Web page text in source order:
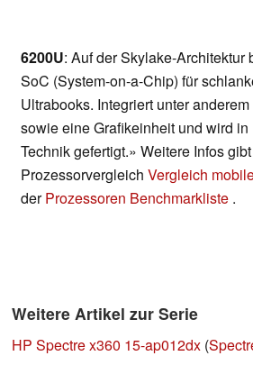
6200U: Auf der Skylake-Architektur
SoC (System-on-a-Chip) für
Ultrabooks. Integriert unter
sowie eine Grafikeinheit und wird in
Technik gefertigt.» Weitere Infos
Prozessorvergleich Vergleich
derProzessoren Benchmarkliste .
Weitere Artikel zur Serie
HP Spectre x360 15-ap012dx (